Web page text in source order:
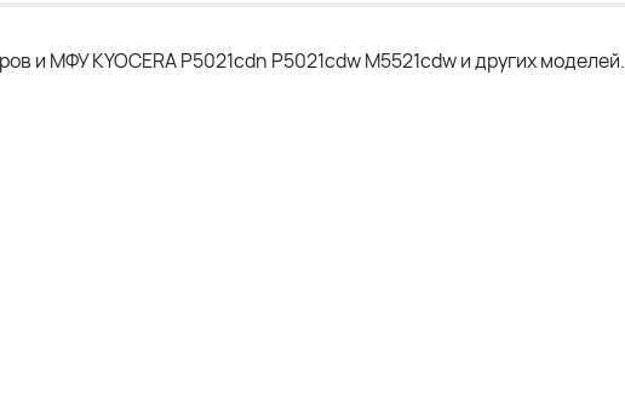
и МФУ KYOCERA P5021cdn P5021cdw M5521cdw и других моделей.